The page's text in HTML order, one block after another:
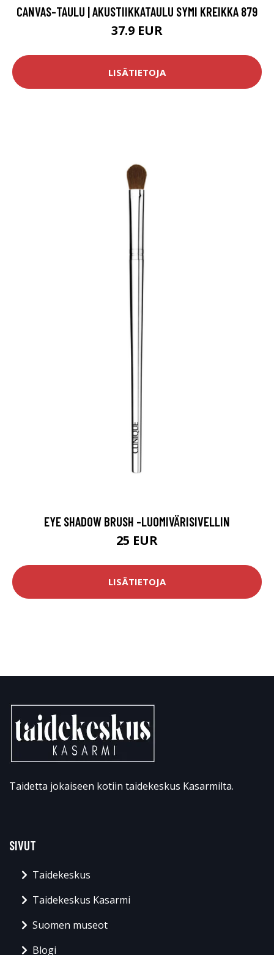
CANVAS-TAULU | AKUSTIIKKATAULU SYMI KREIKKA 879
37.9 EUR
LISÄTIETOJA
EYE SHADOW BRUSH -LUOMIVÄRISIVELLIN
25 EUR
LISÄTIETOJA
Taidetta jokaiseen kotiin taidekeskus Kasarmilta.
SIVUT
Taidekeskus
Taidekeskus Kasarmi
Suomen museot
Blogi